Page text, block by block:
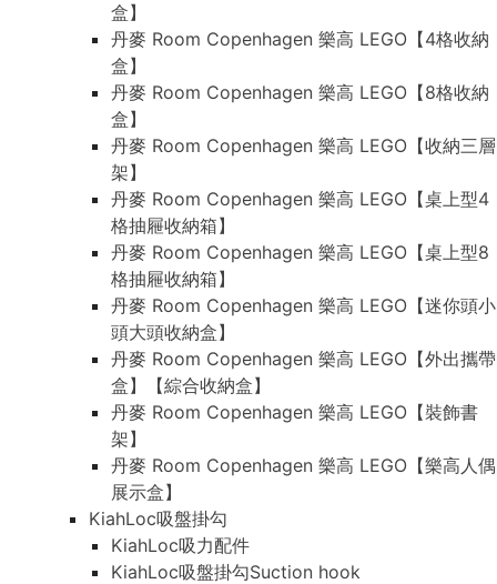
盒】
丹麥 Room Copenhagen 樂高 LEGO【4格收納
盒】
丹麥 Room Copenhagen 樂高 LEGO【8格收納
盒】
丹麥 Room Copenhagen 樂高 LEGO【收納三層
架】
丹麥 Room Copenhagen 樂高 LEGO【桌上型4
格抽屜收納箱】
丹麥 Room Copenhagen 樂高 LEGO【桌上型8
格抽屜收納箱】
丹麥 Room Copenhagen 樂高 LEGO【迷你頭小
頭大頭收納盒】
丹麥 Room Copenhagen 樂高 LEGO【外出攜帶
盒】【綜合收納盒】
丹麥 Room Copenhagen 樂高 LEGO【裝飾書
架】
丹麥 Room Copenhagen 樂高 LEGO【樂高人偶
展示盒】
KiahLoc吸盤掛勾
KiahLoc吸力配件
KiahLoc吸盤掛勾Suction hook